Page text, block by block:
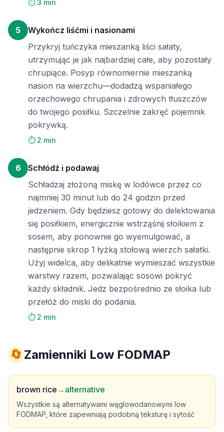
⏱️ 3 min
5
Wykończ liśćmi i nasionami
Przykryj tuńczyka mieszanką liści sałaty,
utrzymując je jak najbardziej całe, aby pozostały
chrupiące. Posyp równomiernie mieszanką
nasion na wierzchu—dodadzą wspaniałego
orzechowego chrupania i zdrowych tłuszczów
do twojego posiłku. Szczelnie zakręć pojemnik
pokrywką.
⏱️ 2 min
6
Schłódź i podawaj
Schładzaj złożoną miskę w lodówce przez co
najmniej 30 minut lub do 24 godzin przed
jedzeniem. Gdy będziesz gotowy do delektowania
się posiłkiem, energicznie wstrząśnij słoikiem z
sosem, aby ponownie go wyemulgować, a
następnie skrop 1 łyżką stołową wierzch sałatki.
Użyj widelca, aby delikatnie wymieszać wszystkie
warstwy razem, pozwalając sosowi pokryć
każdy składnik. Jedz bezpośrednio ze słoika lub
przełóż do miski do podania.
⏱️ 2 min
🔄 Zamienniki Low FODMAP
brown rice → alternative
Wszystkie są alternatywami węglowodanowymi low
FODMAP, które zapewniają podobną teksturę i sytość